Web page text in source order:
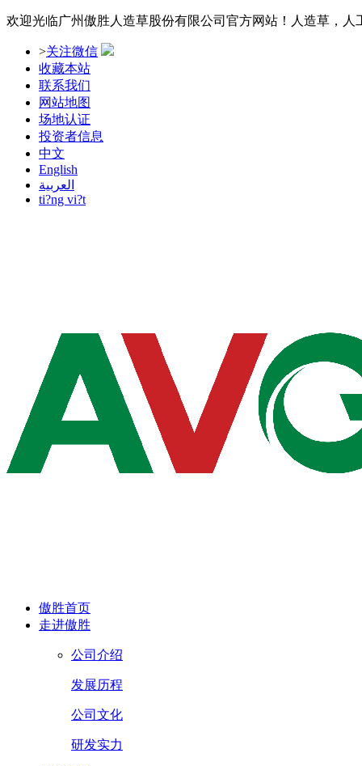
欢迎光临广州傲胜人造草股份有限公司官方网站！人造草，
>关注微信
收藏本站
联系我们
网站地图
场地认证
投资者信息
中文
English
العربية
ti?ng vi?t
傲胜首页
走进傲胜
公司介绍
发展历程
公司文化
研发实力